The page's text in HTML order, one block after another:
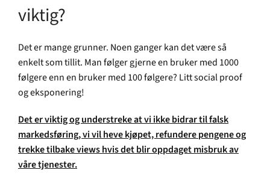
viktig?
Det er mange grunner. Noen ganger kan det være så
enkelt som tillit. Man følger gjerne en bruker med 1000
følgere enn en bruker med 100 følgere? Litt social proof
og eksponering!
Det er viktig og understreke at vi ikke bidrar til falsk
markedsføring, vi vil heve kjøpet, refundere pengene og
trekke tilbake views hvis det blir oppdaget misbruk av
våre tjenester.